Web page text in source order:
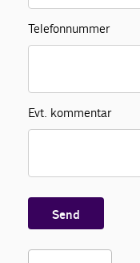
Telefonnummer
Evt. kommentar
Send